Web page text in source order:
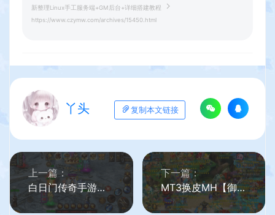
新整理Linux手工服务端+GM后台+详细搭建教程
https://www.czymw.com/archives/15450.html
丫头 复制本文链接
上一篇：
白日门传奇手游【盛世传奇单职业】最新整理Win系特色服务端+安卓苹果双端+GM后台+详细搭建教程
下一篇：
MT3换皮MH【御风西游】最新整理Linux手工服务端+安卓苹果双端+GM后台+详细搭建教程+全套源码